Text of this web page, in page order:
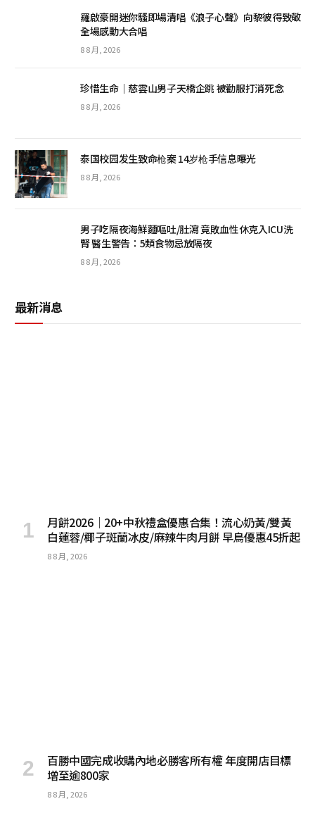
羅啟豪開迷你騷即場清唱《浪子心聲》向黎彼得致敬
全場感動大合唱
8 8 月, 2026
珍惜生命│慈雲山男子天橋企跳 被勸服打消死念
8 8 月, 2026
泰国校园发生致命枪案 14岁枪手信息曝光
8 8 月, 2026
男子吃隔夜海鮮麵嘔吐/肚瀉 竟敗血性休克入ICU洗
腎 醫生警告：5類食物忌放隔夜
8 8 月, 2026
最新消息
月餅2026｜20+中秋禮盒優惠合集！流心奶黃/雙黃
白蓮蓉/椰子斑蘭冰皮/麻辣牛肉月餅 早鳥優惠45折起
8 8 月, 2026
百勝中國完成收購內地必勝客所有權 年度開店目標
增至逾800家
8 8 月, 2026